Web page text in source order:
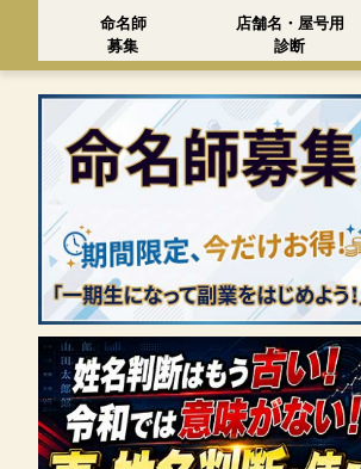
命名師
募集
店舗名・屋号用
診断